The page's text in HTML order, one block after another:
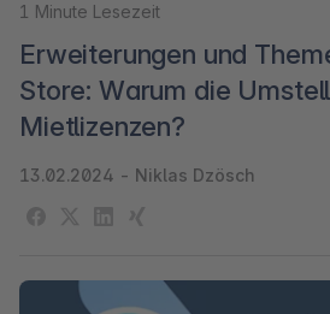
1 Minute Lesezeit
Erweiterungen und
Store: Warum die
Mietlizenzen?
13.02.2024 - Niklas Dzösch